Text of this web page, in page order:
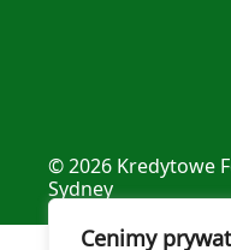
Cenimy
© 2026 Kredytowe
Sydney